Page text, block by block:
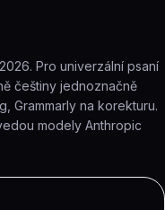
Pro univerzální psaní
češtiny jednoznačně
Grammarly na korekturu.
modely Anthropic